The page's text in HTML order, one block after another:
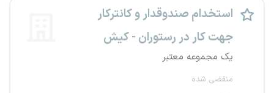
استخدام صندوقدار و کانترکار
جهت کار در رستوران - کیش
یک مجموعه معتبر
منقضی شده